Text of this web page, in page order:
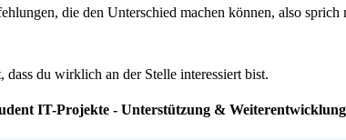
die den Unterschied machen können, also sprich
du wirklich an der Stelle interessiert bist.
IT-Projekte - Unterstützung &